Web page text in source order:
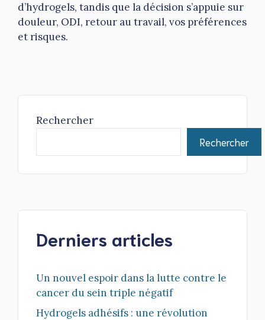
d’hydrogels, tandis que la décision s’appuie sur
douleur, ODI, retour au travail, vos préférences
et risques.
Rechercher
Rechercher
Derniers articles
Un nouvel espoir dans la lutte contre le
cancer du sein triple négatif
Hydrogels adhésifs : une révolution